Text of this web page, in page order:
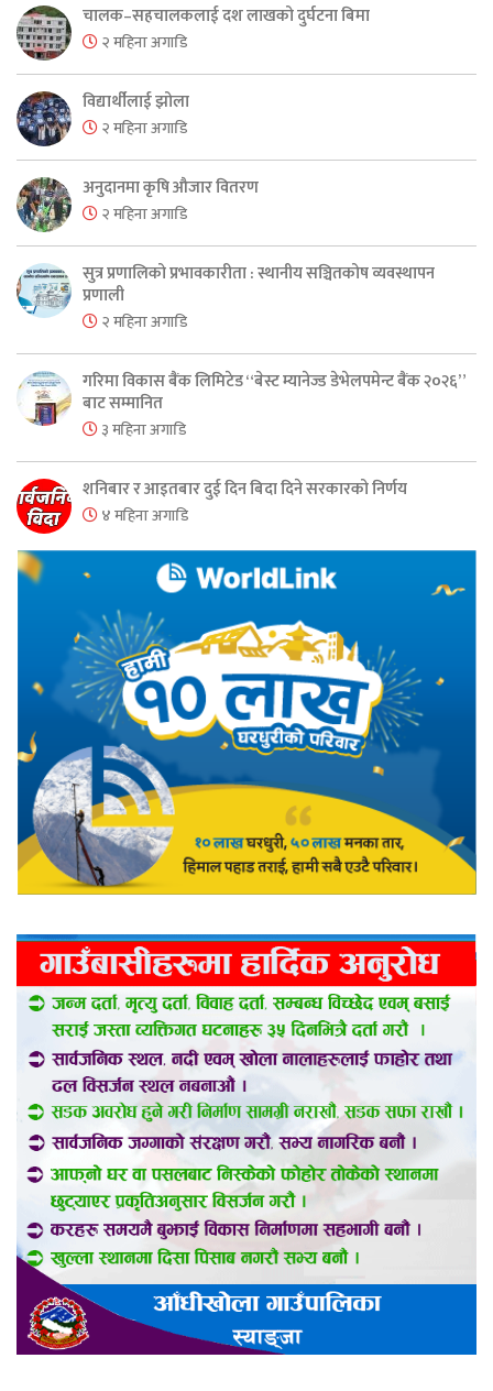
चालक–सहचालकलाई दश लाखको दुर्घटना बिमा
२ महिना अगाडि
विद्यार्थीलाई झोला
२ महिना अगाडि
अनुदानमा कृषि औजार वितरण
२ महिना अगाडि
सुत्र प्रणालिको प्रभावकारीता : स्थानीय सञ्चितकोष व्यवस्थापन
प्रणाली
२ महिना अगाडि
गरिमा विकास बैंक लिमिटेड “बेस्ट म्यानेज्ड डेभेलपमेन्ट बैंक २०२६”
बाट सम्मानित
३ महिना अगाडि
शनिबार र आइतबार दुई दिन बिदा दिने सरकारको निर्णय
४ महिना अगाडि